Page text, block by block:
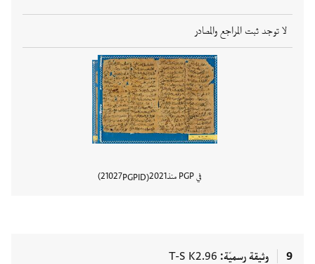
لا توجد ثبت المراجع والمصادر
في PGP منذ 2021
PGPID
21027
9 وثيقة رسميّة T-S K2.96